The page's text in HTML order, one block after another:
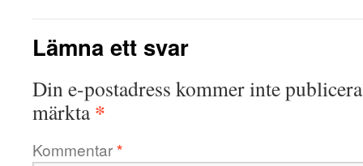
Lämna ett svar
Din e-postadress kommer inte
märkta*
Kommentar*